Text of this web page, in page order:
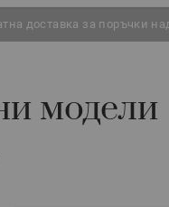
доставка за поръчки
модели